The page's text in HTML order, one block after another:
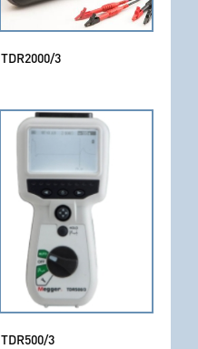
TDR2000/3
TDR500/3